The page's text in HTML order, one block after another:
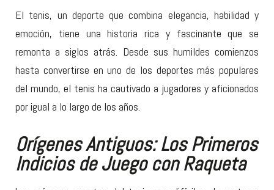
El tenis, un deporte que combina elegancia, habilidad y
emoción, tiene una historia rica y fascinante que se
remonta a siglos atrás. Desde sus humildes comienzos
hasta convertirse en uno de los deportes más populares
del mundo, el tenis ha cautivado a jugadores y aficionados
por igual a lo largo de los años.
Orígenes Antiguos: Los Primeros
Indicios de Juego con Raqueta